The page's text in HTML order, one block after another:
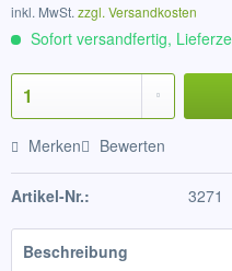
inkl. MwSt. zzgl. Versandkosten
Sofort versandfertig,
Merken Bewerten
Artikel-Nr.: 3271
Beschreibung